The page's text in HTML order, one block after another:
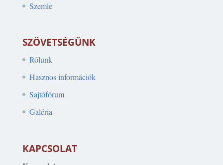
Szemle
SZÖVETSÉGÜNK
Rólunk
Hasznos információk
Sajtófórum
Galéria
KAPCSOLAT